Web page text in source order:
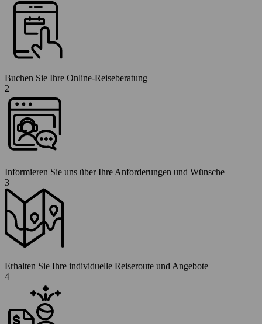
Buchen Sie Ihre Online-Reiseberatung
2
Informieren Sie uns über Ihre Anforderungen und Wünsche
3
Erhalten Sie Ihre individuelle Reiseroute und Angebote
4